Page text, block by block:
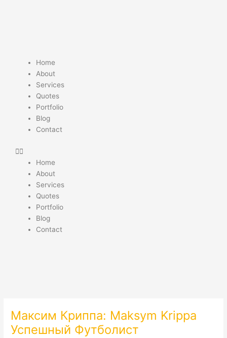
Home
About
Services
Quotes
Portfolio
Blog
Contact
Home
About
Services
Quotes
Portfolio
Blog
Contact
Максим Криппа: Maksym Krippa
Успешный Футболист